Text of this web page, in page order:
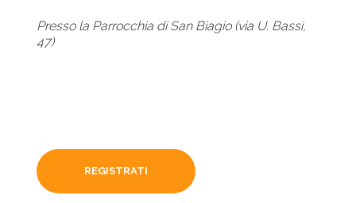
Presso la Parrocchia di San Biagio (via U. Bassi,
47)
REGISTRATI